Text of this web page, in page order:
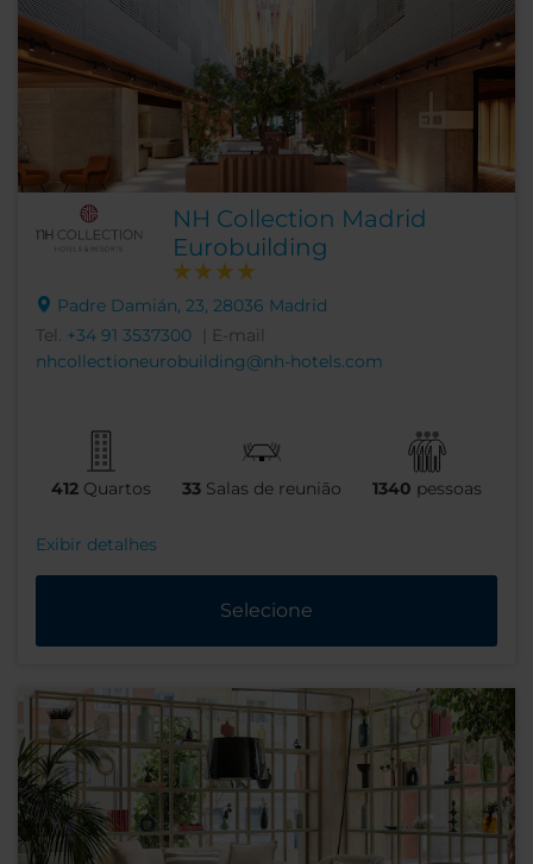
NH Collection Madrid
Eurobuilding
Padre Damián, 23, 28036 Madrid
Tel. +34 91 3537300
| E-mail
nhcollectioneurobuilding@nh-hotels.com
412 Quartos 33 Salas de reunião 1340 pessoas
Exibir detalhes
Selecione